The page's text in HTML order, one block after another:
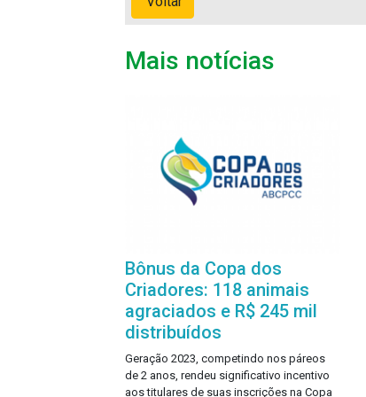
Mais notícias
Bônus da Copa dos
Criadores: 118 animais
agraciados e R$ 245 mil
distribuídos
Geração 2023, competindo nos páreos
de 2 anos, rendeu significativo incentivo
aos titulares de suas inscrições na Copa